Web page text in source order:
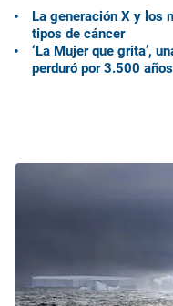
La generación X y los
tipos de cáncer
‘La Mujer que grita’,
perduró por 3.500 años